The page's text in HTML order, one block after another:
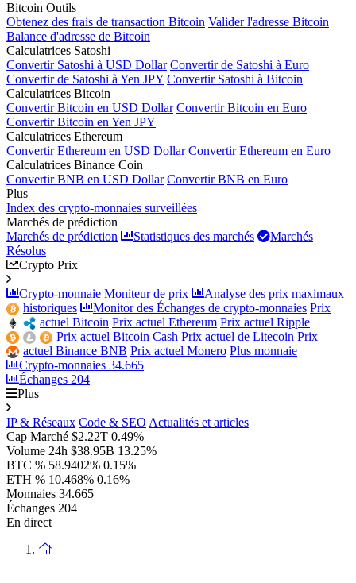
Bitcoin Outils
Obtenez des frais de transaction Bitcoin Valider l'adresse Bitcoin
Balance d'adresse de Bitcoin
Calculatrices Satoshi
Convertir Satoshi à USD Dollar Convertir de Satoshi à Euro
Convertir de Satoshi à Yen JPY Convertir Satoshi à Bitcoin
Calculatrices Bitcoin
Convertir Bitcoin en USD Dollar Convertir Bitcoin en Euro
Convertir Bitcoin en Yen JPY
Calculatrices Ethereum
Convertir Ethereum en USD Dollar Convertir Ethereum en Euro
Calculatrices Binance Coin
Convertir BNB en USD Dollar Convertir BNB en Euro
Plus
Index des crypto-monnaies surveillées
Marchés de prédiction
Marchés de prédiction
Statistiques des marchés
Marchés
Résolus
Crypto Prix
Crypto-monnaie Moniteur de prix
Analyse des prix maximaux
historiques
Monitor des Échanges de crypto-monnaies Prix
actuel Bitcoin Prix actuel Ethereum Prix actuel Ripple
Prix actuel Bitcoin Cash Prix actuel de Litecoin Prix
actuel Binance BNB Prix actuel Monero Plus monnaie
Crypto-monnaies 34.665
Échanges 204
Plus
IP & Réseaux Code & SEO Actualités et articles
Cap Marché $2.22T 0.49%
Volume 24h $38.95B 13.25%
BTC % 58.9402% 0.15%
ETH % 10.468% 0.16%
Monnaies 34.665
Échanges 204
En direct